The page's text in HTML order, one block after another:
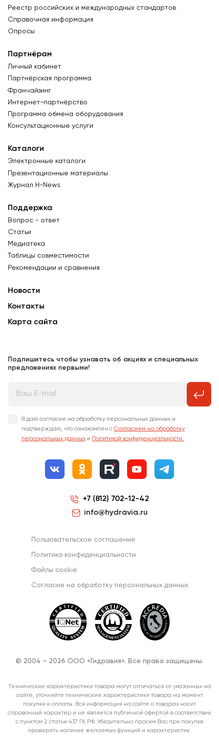
Реестр российских и международных стандартов
Справочная информация
Опросы
Партнёрам
Личный кабинет
Партнёрская программа
Франчайзинг
Интернет-партнёрство
Программа обмена оборудования
Консультационные услуги
Каталоги
Электронные каталоги
Презентационные материалы
Журнал Н-News
Поддержка
Вопрос - ответ
Статьи
Медиатека
Таблицы совместимости
Рекомендации и сравнения
Новости
Контакты
Карта сайта
Подпишитесь чтобы узнавать об акциях и специальных
предложениях первыми!
Я даю согласие на обработку персональных данных и
подтверждаю, что ознакомлен с Согласием на обработку
персональных данных и Политикой конфиденциальности.
+7 (812) 702-12-42
info@hydravia.ru
Пользовательское соглашение
Политика конфиденциальности
Файлы cookie
Согласиe на обработку персональных данных
© 2004 – 2026 ООО «Гидравия». Все права защищены.
Технические характеристики товара могут отличаться от указанных на
сайте, уточняйте технические характеристики товара на момент
покупки и оплаты. Вся информация на сайте о товарах носит
справочный характер и не является публичной офертой в соответствии
с пунктом 2 статьи 437 ГК РФ. Убедительно просим Вас при покупке
проверять наличие желаемых функций и характеристик.